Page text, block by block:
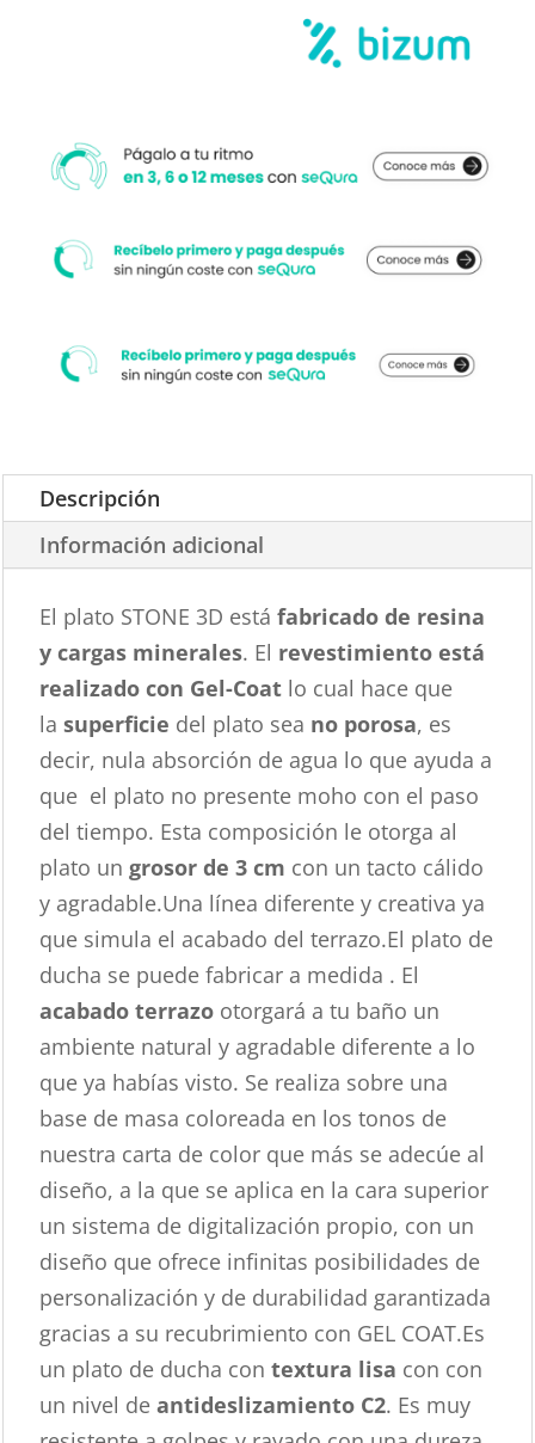
Descripción
Información adicional
El plato STONE 3D estáfabricado de resina
y cargas minerales. El revestimiento está
realizado con Gel-Coat lo cual hace que
lasuperficie del plato sea no porosa, es
decir, nula absorción de agua lo que ayuda a
que el plato no presente moho con el paso
del tiempo. Esta composición le otorga al
plato un grosor de 3 cm con un tacto cálido
y agradable.Una línea diferente y creativa ya
que simula el acabado del terrazo.El plato de
ducha se puede fabricar a medida . El
acabado terrazo otorgará a tu baño un
ambiente natural y agradable diferente a lo
que ya habías visto. Se realiza sobre una
base de masa coloreada en los tonos de
nuestra carta de color que más se adecúe al
diseño, a la que se aplica en la cara superior
un sistema de digitalización propio, con un
diseño que ofrece infinitas posibilidades de
personalización y de durabilidad garantizada
gracias a su recubrimiento con GEL COAT.Es
un plato de ducha con textura lisa con con
un nivel deantideslizamiento C2. Es muy